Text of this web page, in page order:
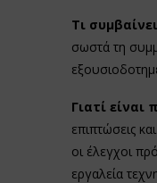
Τι συμβαίνει
σωστά τη
Γιατί είναι
επιπτώσεις
οι έλεγχοι
εργαλεία